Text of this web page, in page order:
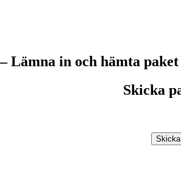
in och hämta paket
Skicka